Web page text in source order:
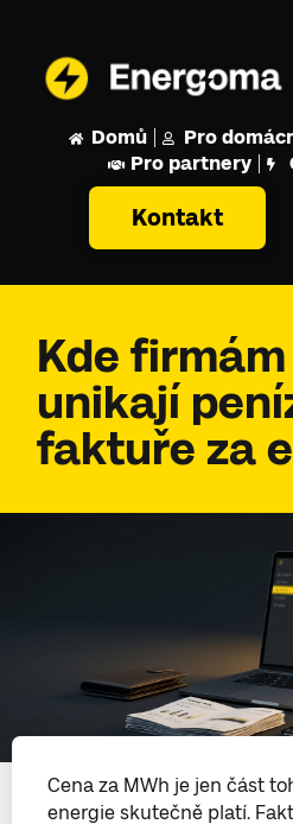
Domů Pro
Pro partnery
Kontakt
Kde
unikají
faktuře za
Cena za MWh je jen část
energie skutečně platí.